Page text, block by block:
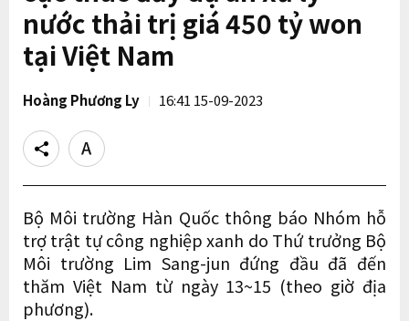
nước thải trị giá 450 tỷ won
tại Việt Nam
Hoàng Phương Ly 16:41 15-09-2023
Share
Text
size
Bộ Môi trường Hàn Quốc thông báo Nhóm hỗ
trợ trật tự công nghiệp xanh do Thứ trưởng Bộ
Môi trường Lim Sang-jun đứng đầu đã đến
thăm Việt Nam từ ngày 13~15 (theo giờ địa
phương).